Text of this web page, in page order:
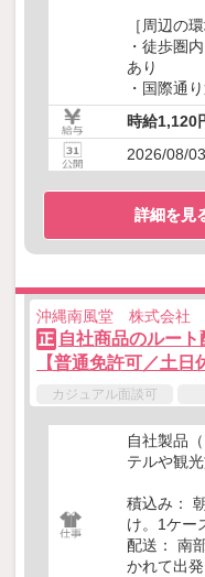
［周辺の環
・徒歩圏
あり
・国際通
時給1,120
2026/08/
詳細を見
沖縄南風堂 株式会社
正 自社商品のルート
【普通免許可／土日
カジュアル面談可
自社製品
テルや観
積込み：
け。1ケー
配送： 南
かれて出